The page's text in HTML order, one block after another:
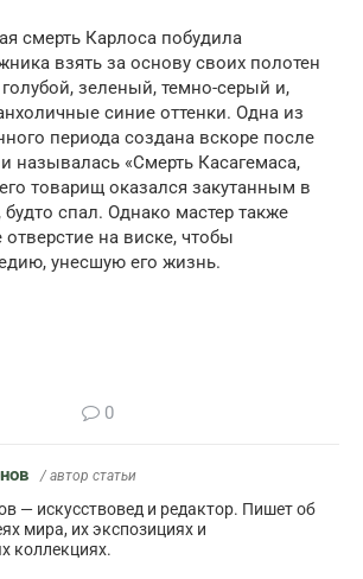
смерть Карлоса побудила
взять за основу своих полотен
зеленый, темно-серый и,
синие оттенки. Одна из
периода создана вскоре после
называлась «Смерть Касагемаса,
товарищ оказался закутанным в
спал. Однако мастер также
на виске, чтобы
унесшую его жизнь.
0
/ автор статьи
— искусствовед и редактор. Пишет об
мира, их экспозициях и
коллекциях.